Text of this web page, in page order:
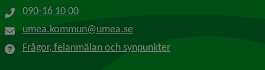
090-16 10 00
umea.kommun@umea.se
Frågor, felanmälan och synpunkter